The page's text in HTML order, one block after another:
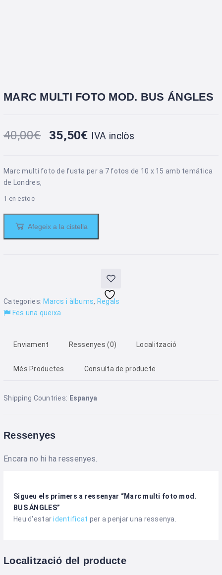
MARC MULTI FOTO MOD. BUS ÁNGLES
40,00€ 35,50€ IVA inclòs
Marc multi foto de fusta per a 7 fotos de 10 x 15 amb temática
de Londres,
1 en estoc
Afegeix a la cistella
Categories: Marcs i àlbums, Regals
Fes una queixa
Enviament Ressenyes (0) Localització
Més Productes Consulta de producte
Shipping Countries: Espanya
Ressenyes
Encara no hi ha ressenyes.
Sigueu els primers a ressenyar “Marc multi foto mod.
BUS ÁNGLES”
Heu d'estaridentificat per a penjar una ressenya.
Localització del producte